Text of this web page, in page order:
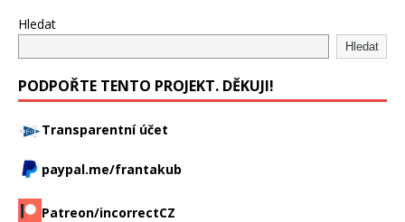
Hledat
Hledat
PODPOŘTE TENTO PROJEKT. DĚKUJI!
Transparentní účet
paypal.me/frantakub
Patreon/incorrectCZ